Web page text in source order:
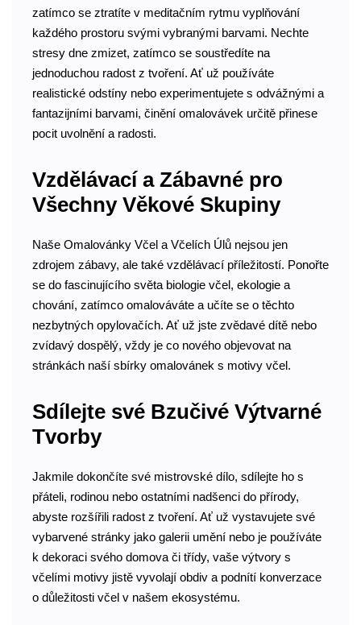
zatímco se ztratíte v meditačním rytmu vyplňování
každého prostoru svými vybranými barvami. Nechte
stresy dne zmizet, zatímco se soustředíte na
jednoduchou radost z tvoření. Ať už používáte
realistické odstíny nebo experimentujete s odvážnými a
fantazijními barvami, činění omalovávek určitě přinese
pocit uvolnění a radosti.
Vzdělávací a Zábavné pro
Všechny Věkové Skupiny
Naše Omalovánky Včel a Včelích Úlů nejsou jen
zdrojem zábavy, ale také vzdělávací příležitostí. Ponořte
se do fascinujícího světa biologie včel, ekologie a
chování, zatímco omalováváte a učíte se o těchto
nezbytných opylovačích. Ať už jste zvědavé dítě nebo
zvídavý dospělý, vždy je co nového objevovat na
stránkách naší sbírky omalovánek s motivy včel.
Sdílejte své Bzučivé Výtvarné
Tvorby
Jakmile dokončíte své mistrovské dílo, sdílejte ho s
přáteli, rodinou nebo ostatními nadšenci do přírody,
abyste rozšířili radost z tvoření. Ať už vystavujete své
vybarvené stránky jako galerii umění nebo je používáte
k dekoraci svého domova či třídy, vaše výtvory s
včelími motivy jistě vyvolají obdiv a podnítí konverzace
o důležitosti včel v našem ekosystému.